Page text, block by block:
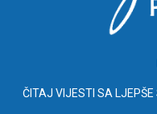
ČITAJ VIJESTI SA